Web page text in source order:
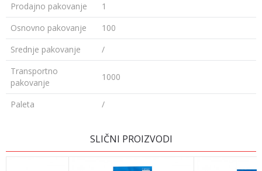
Prodajno pakovanje
1
Osnovno pakovanje
100
Srednje pakovanje
/
Transportno
pakovanje
1000
Paleta /
SLIČNI PROIZVODI